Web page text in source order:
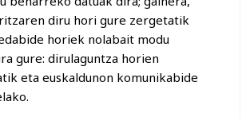
diru hori gure zergetatik
horiek nolabait modu
gure: dirulaguntza horien
eta euskaldunon komunikabide